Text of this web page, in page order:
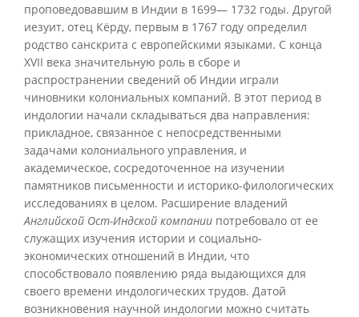
проповедовавшим в Индии в 1699— 1732 годы. Другой
иезуит, отец Кёрду, первым в 1767 году определил
родство санскрита с европейскими языками. С конца
XVII века значительную роль в сборе и
распространении сведений об Индии играли
чиновники колониальных компаний. В этот период в
индологии начали складываться два направления:
прикладное, связанное с непосредственными
задачами колониального управления, и
академическое, сосредоточенное на изучении
памятников письменности и историко-филологических
исследованиях в целом. Расширение владений
Английской Ост-Индской компании потребовало от ее
служащих изучения истории и социально-
экономических отношений в Индии, что
способствовало появлению ряда выдающихся для
своего времени индологических трудов. Датой
возникновения научной индологии можно считать